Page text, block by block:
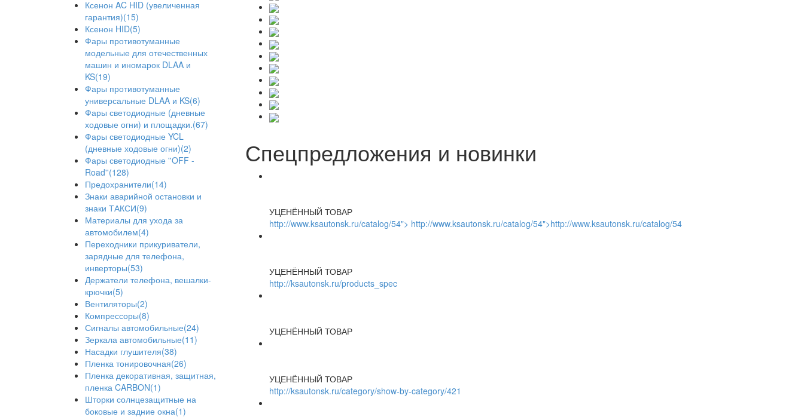
Ксенон AC HID (увеличенная
гарантия)(15)
Ксенон HID(5)
Фары противотуманные
модельные для отечественных
машин и иномарок DLAA и
KS(19)
Фары противотуманные
универсальные DLAA и KS(6)
Фары светодиодные (дневные
ходовые огни) и площадки.(67)
Фары светодиодные YCL
(дневные ходовые огни)(2)
Фары светодиодные ''OFF -
Road''(128)
Предохранители(14)
Знаки аварийной остановки и
знаки ТАКСИ(9)
Материалы для ухода за
автомобилем(4)
Переходники прикуриватели,
зарядные для телефона,
инверторы(53)
Держатели телефона, вешалки-
крючки(5)
Вентиляторы(2)
Компрессоры(8)
Сигналы автомобильные(24)
Зеркала автомобильные(11)
Насадки глушителя(38)
Пленка тонировочная(26)
Пленка декоративная, защитная,
пленка CARBON(1)
Шторки солнцезащитные на
боковые и задние окна(1)
Спецпредложения и новинки
УЦЕНЁННЫЙ ТОВАР
http://www.ksautonsk.ru/catalog/54"> http://www.ksautonsk.ru/catalog/54">http://www.ksautonsk.ru/catalog/54
УЦЕНЁННЫЙ ТОВАР
http://ksautonsk.ru/products_spec
УЦЕНЁННЫЙ ТОВАР
УЦЕНЁННЫЙ ТОВАР
http://ksautonsk.ru/category/show-by-category/421